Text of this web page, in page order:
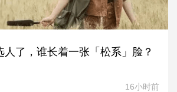
人了，谁长着一张「松系」脸？
16小时前